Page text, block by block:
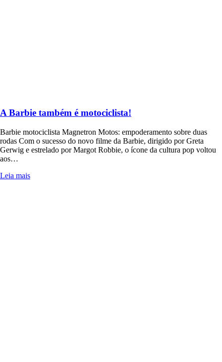
A Barbie também é motociclista!
Barbie motociclista Magnetron Motos: empoderamento sobre duas
rodas Com o sucesso do novo filme da Barbie, dirigido por Greta
Gerwig e estrelado por Margot Robbie, o ícone da cultura pop voltou
aos…
Leia mais